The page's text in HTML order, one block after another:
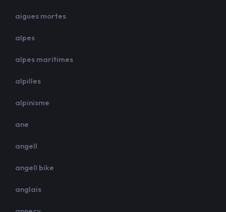
aigues mortes
alpes
alpes maritimes
alpilles
alpinisme
ane
angell
angell bike
anglais